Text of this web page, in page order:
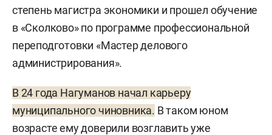
степень магистра экономики и прошел обучение
в «Сколково» по программе профессиональной
переподготовки «Мастер делового
администрирования».
В 24 года Нагуманов начал карьеру
муниципального чиновника. В таком юном
возрасте ему доверили возглавить уже